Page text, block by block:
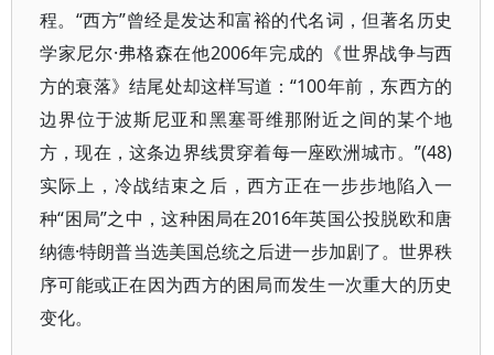
程。“西方”曾经是发达和富裕的代名词，但著名历史
学家尼尔·弗格森在他2006年完成的《世界战争与西
方的衰落》结尾处却这样写道：“100年前，东西方的
边界位于波斯尼亚和黑塞哥维那附近之间的某个地
方，现在，这条边界线贯穿着每一座欧洲城市。”(48)
实际上，冷战结束之后，西方正在一步步地陷入一
种“困局”之中，这种困局在2016年英国公投脱欧和唐
纳德·特朗普当选美国总统之后进一步加剧了。世界秩
序可能或正在因为西方的困局而发生一次重大的历史
变化。